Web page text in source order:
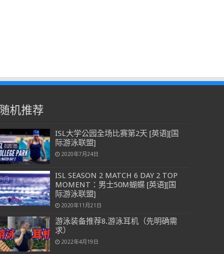
随机推荐
ISL大学公园全场比赛第2天 [英语][国
际游泳联盟]
2020年7月24日
ISL SEASON 2 MATCH 6 DAY 2 TOP
MOMENT：男士50M蝴蝶 [英语][国
际游泳联盟]
2020年11月21日
游泳装备推荐8.游泳耳机（先明确需
求）
2022年4月19日